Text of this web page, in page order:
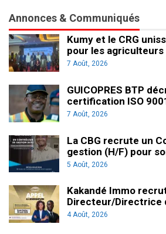
Annonces & Communiqués
Kumy et le CRG
pour les agriculteurs
7 Août, 2026
GUICOPRES BTP
certification ISO
7 Août, 2026
La CBG recrute un
gestion (H/F) pour
5 Août, 2026
Kakandé Immo
Directeur/Directrice
4 Août, 2026